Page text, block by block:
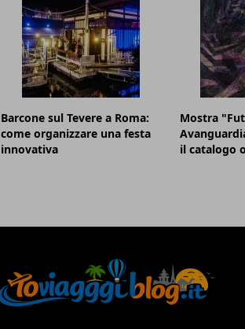
Barcone sul Tevere a Roma:
come organizzare una festa
innovativa
Mostra
il catalogo